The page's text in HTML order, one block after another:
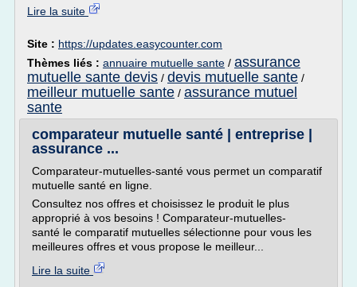
Lire la suite
Site : https://updates.easycounter.com
Thèmes liés : annuaire mutuelle sante / assurance
mutuelle sante devis / devis mutuelle sante /
meilleur mutuelle sante / assurance mutuel
sante
comparateur mutuelle santé | entreprise |
assurance ...
Comparateur-mutuelles-santé vous permet un comparatif
mutuelle santé en ligne.
Consultez nos offres et choisissez le produit le plus
approprié à vos besoins ! Comparateur-mutuelles-
santé le comparatif mutuelles sélectionne pour vous les
meilleures offres et vous propose le meilleur...
Lire la suite